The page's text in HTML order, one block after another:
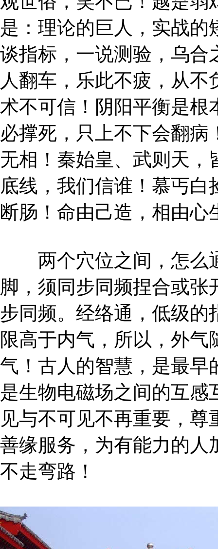
是：理论的巨人，实战
谈指标，一说测验，乌合
人翻车，乐此不疲，从
术不可信！阴阳平衡是根
必撑死，只上不下会翻
无相！秦始皇、武则天
底线，我们信谁！慕丐
断肠！命由己造，相由
两个穴位之间，怎么
脚，须同步同频捏合或
步同频。经络通，低级的
限高于内气，所以，外
气！古人的智慧，是最早
是生物电磁场之间的互
见与不可见不再重要，
善缘服务，为有能力的人
不走弯路！